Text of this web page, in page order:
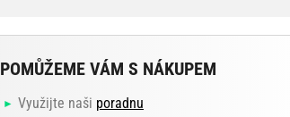
POMŮŽEME VÁM S NÁKUPEM
Využijte naši poradnu